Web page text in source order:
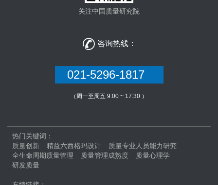
关注中国质量研究院
 咨询热线：
021-5296-1817
（周一至周五 9:00 ~ 17:30 ）
热门关键词：
质量创新
精益六西格玛设计
质量专业人员能力研究
全生命周期质量管理
质量管理成熟度
质量心理学
研发质量